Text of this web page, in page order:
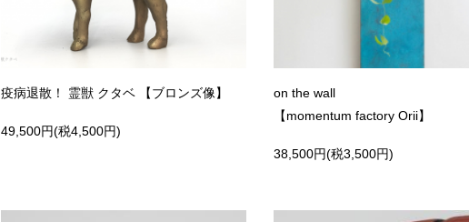
疫病退散！ 霊獣 クタベ 【ブロンズ像】
49,500円(税4,500円)
on the wall
【momentum factory Orii】
38,500円(税3,500円)